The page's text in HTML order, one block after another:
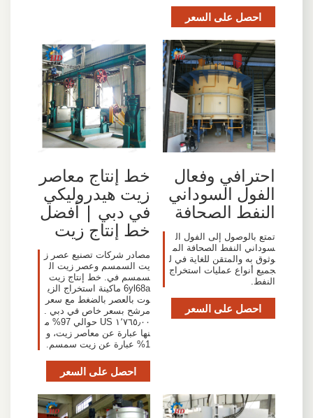
احصل على السعر
احترافي وفعال
الفول السوداني
النفط الصحافة
تمتع بالوصول إلى الفول ال
سوداني النفط الصحافة الم
وثوق به والمتقن للغاية في ل
جميع أنواع عمليات استخراج
النفط.
احصل على السعر
خط إنتاج معاصر
زيت هيدروليكي
في دبي | أفضل
خط إنتاج زيت
مصادر شركات تصنيع عصر ز
يت السمسم وعصر زيت ال
سمسم في. خط إنتاج زيت
6yl68a ماكينة استخراج الزي
وت بالعصر بالضغط مع سعر
مرشح بسعر خاص في دبي .
١٬٧٦٥٫٠٠ US حوالي 97% م
نها عبارة عن معاصر زيت، و
1% عبارة عن زيت سمسم.
احصل على السعر